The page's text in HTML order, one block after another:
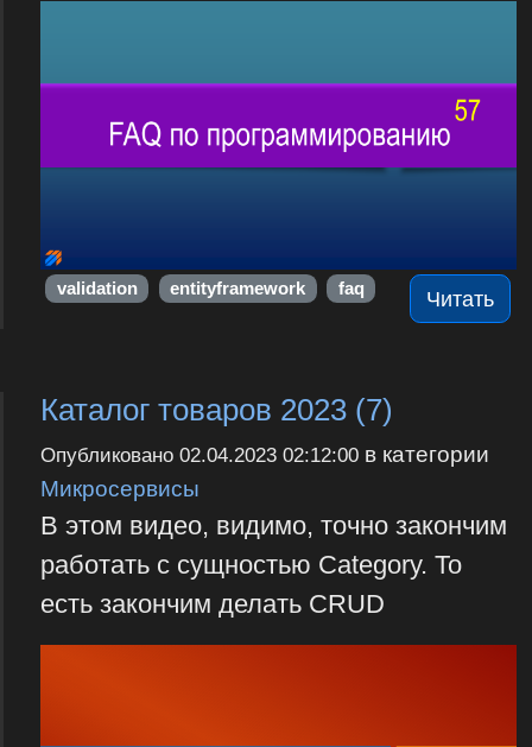
Читать
validation entityframework faq
Каталог товаров 2023 (7)
Опубликовано 02.04.2023 02:12:00в категории
Микросервисы
В этом видео, видимо, точно закончим
работать с сущностью Category. То
есть закончим делать CRUD